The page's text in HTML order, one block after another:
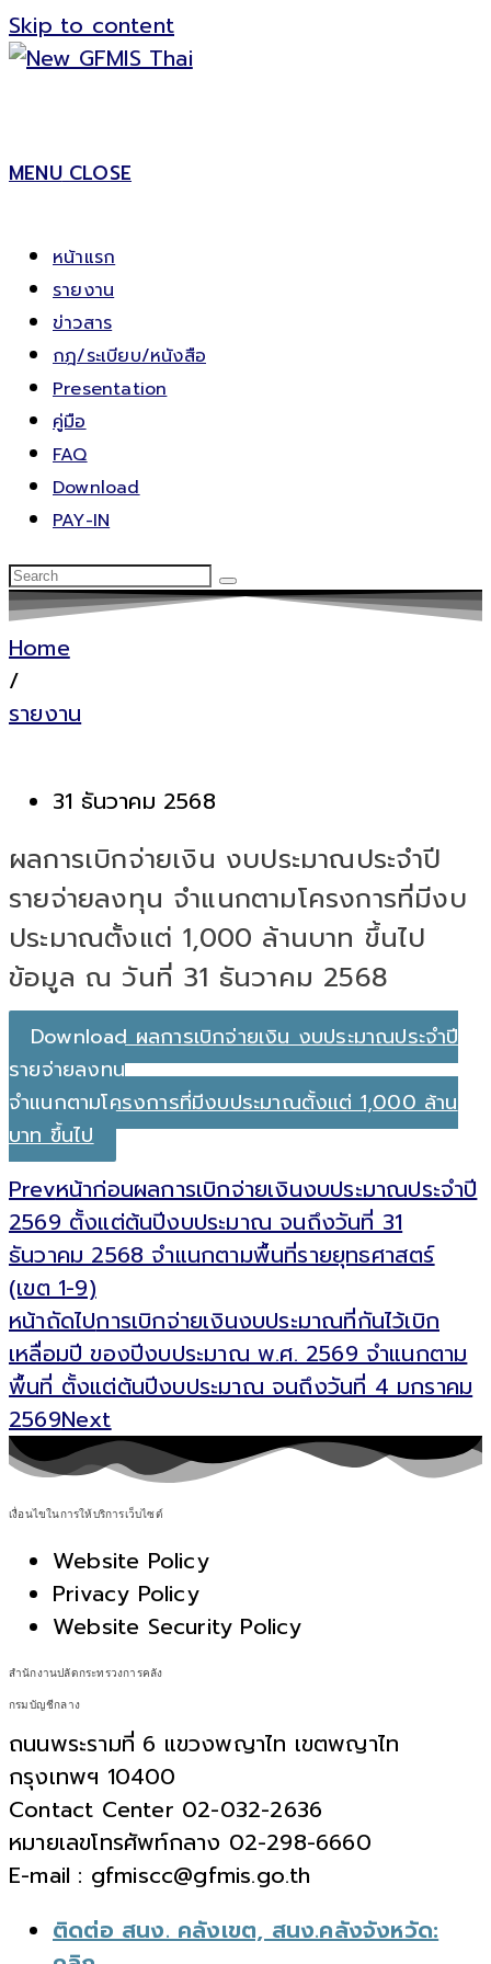
Skip to content
MENU CLOSE
หน้าแรก
รายงาน
ข่าวสาร
กฎ/ระเบียบ/หนังสือ
Presentation
คู่มือ
FAQ
Download
PAY-IN
Home
/
รายงาน
31 ธันวาคม 2568
ผลการเบิกจ่ายเงิน งบประมาณประจำปี
รายจ่ายลงทุน จำแนกตามโครงการที่มีงบ
ประมาณตั้งแต่ 1,000 ล้านบาท ขึ้นไป
ข้อมูล ณ วันที่ 31 ธันวาคม 2568
Download ผลการเบิกจ่ายเงิน งบประมาณประจำปี
รายจ่ายลงทุน
จำแนกตามโครงการที่มีงบประมาณตั้งแต่ 1,000 ล้าน
บาท ขึ้นไป
Prevหน้าก่อนผลการเบิกจ่ายเงินงบประมาณประจำปี
2569 ตั้งแต่ต้นปีงบประมาณ จนถึงวันที่ 31
ธันวาคม 2568 จำแนกตามพื้นที่รายยุทธศาสตร์
(เขต 1-9)
หน้าถัดไปการเบิกจ่ายเงินงบประมาณที่กันไว้เบิก
เหลื่อมปี ของปีงบประมาณ พ.ศ. 2569 จำแนกตาม
พื้นที่ ตั้งแต่ต้นปีงบประมาณ จนถึงวันที่ 4 มกราคม
2569Next
เงื่อนไขในการให้บริการเว็บไซต์
Website Policy
Privacy Policy
Website Security Policy
สำนักงานปลัดกระทรวงการคลัง
กรมบัญชีกลาง
ถนนพระรามที่ 6 แขวงพญาไท เขตพญาไท
กรุงเทพฯ 10400
Contact Center 02-032-2636
หมายเลขโทรศัพท์กลาง 02-298-6660
E-mail : gfmiscc@gfmis.go.th
ติดต่อ สนง. คลังเขต, สนง.คลังจังหวัด: